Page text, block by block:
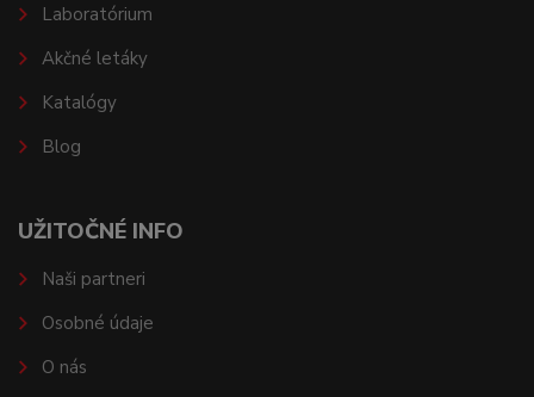
Laboratórium
Akčné letáky
Katalógy
Blog
UŽITOČNÉ INFO
Naši partneri
Osobné údaje
O nás